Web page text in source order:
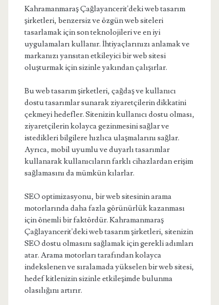
Kahramanmaraş Çağlayancerit'deki web tasarım
şirketleri, benzersiz ve özgün web siteleri
tasarlamak için son teknolojileri ve en iyi
uygulamaları kullanır. İhtiyaçlarınızı anlamak ve
markanızı yansıtan etkileyici bir web sitesi
oluşturmak için sizinle yakından çalışırlar.
Bu web tasarım şirketleri, çağdaş ve kullanıcı
dostu tasarımlar sunarak ziyaretçilerin dikkatini
çekmeyi hedefler. Sitenizin kullanıcı dostu olması,
ziyaretçilerin kolayca gezinmesini sağlar ve
istedikleri bilgilere hızlıca ulaşmalarını sağlar.
Ayrıca, mobil uyumlu ve duyarlı tasarımlar
kullanarak kullanıcıların farklı cihazlardan erişim
sağlamasını da mümkün kılarlar.
SEO optimizasyonu, bir web sitesinin arama
motorlarında daha fazla görünürlük kazanması
için önemli bir faktördür. Kahramanmaraş
Çağlayancerit'deki web tasarım şirketleri, sitenizin
SEO dostu olmasını sağlamak için gerekli adımları
atar. Arama motorları tarafından kolayca
indekslenen ve sıralamada yükselen bir web sitesi,
hedef kitlenizin sizinle etkileşimde bulunma
olasılığını artırır.